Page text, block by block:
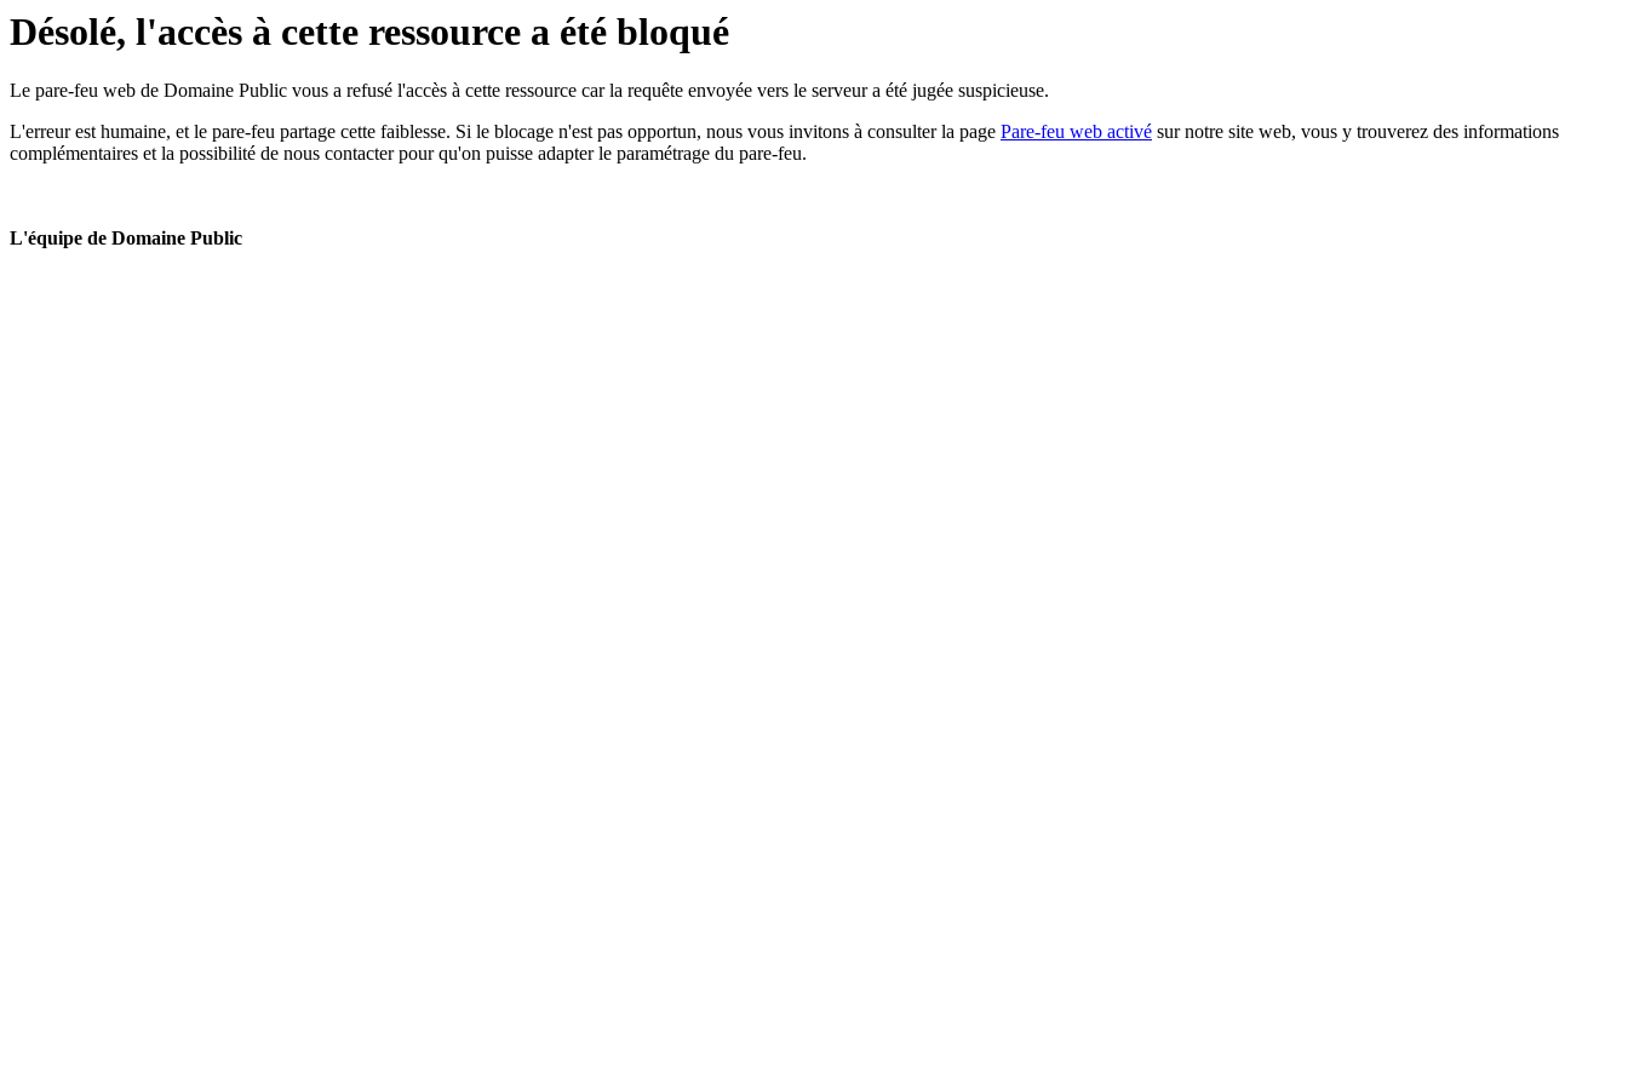
Désolé, l'accès à cette ressource a été bloqué
Le pare-feu web de Domaine Public vous a refusé l'accès à cette ressource car la requête envoyée vers le serveur a été jugée suspicieuse.
L'erreur est humaine, et le pare-feu partage cette faiblesse. Si le blocage n'est pas opportun, nous vous invitons à consulter la page Pare-feu web activé sur notre site web, vous y trouverez des informations
complémentaires et la possibilité de nous contacter pour qu'on puisse adapter le paramétrage du pare-feu.
L'équipe de Domaine Public